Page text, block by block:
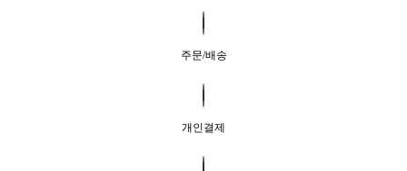
주문/배송
개인결제